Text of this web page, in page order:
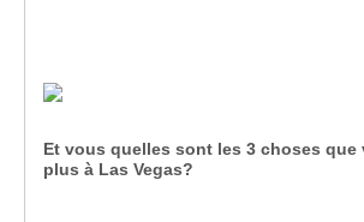
Et vous quelles sont les 3 choses que
plus à Las Vegas?